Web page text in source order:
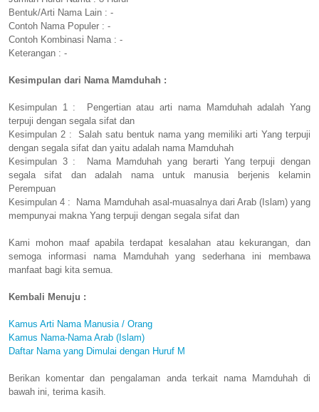
Bentuk/Arti Nama Lain : -
Contoh Nama Populer : -
Contoh Kombinasi Nama : -
Keterangan : -
Kesimpulan dari Nama Mamduhah :
Kesimpulan 1 : Pengertian atau arti nama Mamduhah adalah Yang
terpuji dengan segala sifat dan
Kesimpulan 2 : Salah satu bentuk nama yang memiliki arti Yang terpuji
dengan segala sifat dan yaitu adalah nama Mamduhah
Kesimpulan 3 : Nama Mamduhah yang berarti Yang terpuji dengan
segala sifat dan adalah nama untuk manusia berjenis kelamin
Perempuan
Kesimpulan 4 : Nama Mamduhah asal-muasalnya dari Arab (Islam) yang
mempunyai makna Yang terpuji dengan segala sifat dan
Kami mohon maaf apabila terdapat kesalahan atau kekurangan, dan
semoga informasi nama Mamduhah yang sederhana ini membawa
manfaat bagi kita semua.
Kembali Menuju :
Kamus Arti Nama Manusia / Orang
Kamus Nama-Nama Arab (Islam)
Daftar Nama yang Dimulai dengan Huruf M
Berikan komentar dan pengalaman anda terkait nama Mamduhah di
bawah ini, terima kasih.